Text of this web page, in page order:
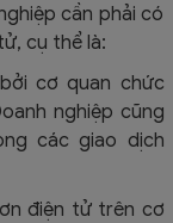
cần phải có
cụ thể là:
cơ quan chức
nghiệp cũng
các giao dịch
điện tử trên cơ